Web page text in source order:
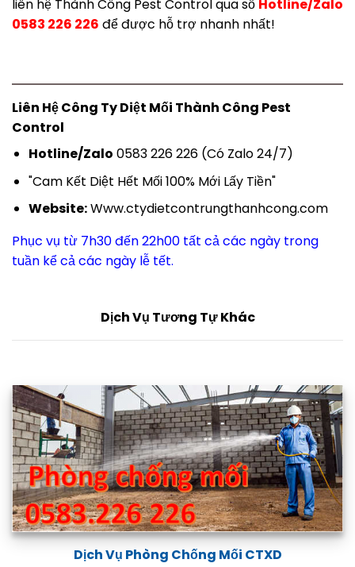
liên hệ Thành Công Pest Control qua số Hotline/Zalo
0583 226 226 để được hỗ trợ nhanh nhất!
Liên Hệ Công Ty Diệt Mối Thành Công Pest
Control
Hotline/Zalo 0583 226 226 (Có Zalo 24/7)
"Cam Kết Diệt Hết Mối 100% Mới Lấy Tiền"
Website:Www.ctydietcontrungthanhcong.com
Phục vụ từ 7h30 đến 22h00 tất cả các ngày trong
tuần kể cả các ngày lễ tết.
Dịch Vụ Tương Tự Khác
Dịch vụ phòng chống mối tại Vĩnh Phúc
Dịch Vụ Phòng Chống Mối CTXD